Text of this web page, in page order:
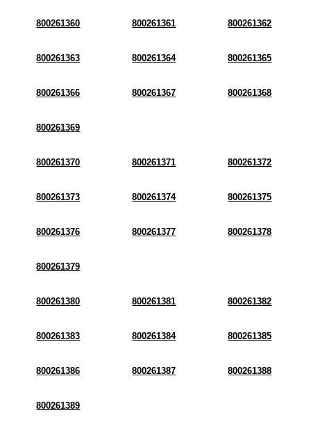
800261360 800261361 800261362
800261363 800261364 800261365
800261366 800261367 800261368
800261369
800261370 800261371 800261372
800261373 800261374 800261375
800261376 800261377 800261378
800261379
800261380 800261381 800261382
800261383 800261384 800261385
800261386 800261387 800261388
800261389